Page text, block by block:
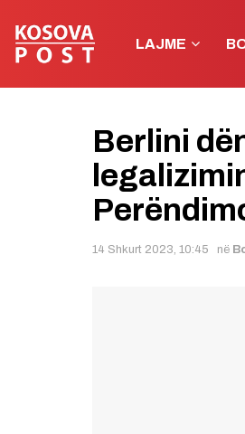
LAJME
Berlini
14 Shkurt 2023, 10:45 në